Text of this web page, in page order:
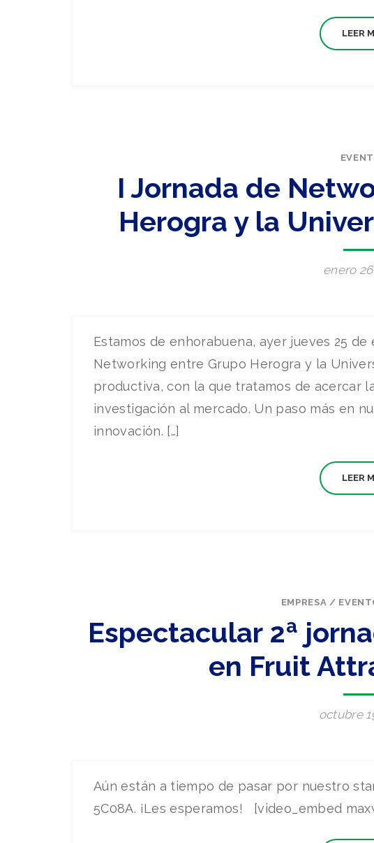
LEER
I Jornada de
Herogra y la
enero
Estamos de enhorabuena, ayer jueves 25
Networking entre Grupo Herogra y la
productiva, con la que tratamos de acercar
investigación al mercado. Un paso más en
innovación. […]
LEER
EMPRESA /
Espectacular 2ª
en Fruit
octubre
Aún están a tiempo de pasar por nuestro
5C08A. ¡Les esperamos! [video_embed